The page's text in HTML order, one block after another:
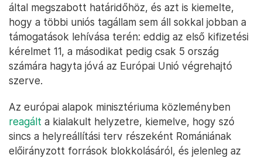
által megszabott határidőhöz, és azt is kiemelte,
hogy a többi uniós tagállam sem áll sokkal jobban a
támogatások lehívása terén: eddig az első kifizetési
kérelmet 11, a másodikat pedig csak 5 ország
számára hagyta jóvá az Európai Unió végrehajtó
szerve.
Az európai alapok minisztériuma közleményben
reagált a kialakult helyzetre, kiemelve, hogy szó
sincs a helyreállítási terv részeként Romániának
előirányzott források blokkolásáról, és jelenleg az